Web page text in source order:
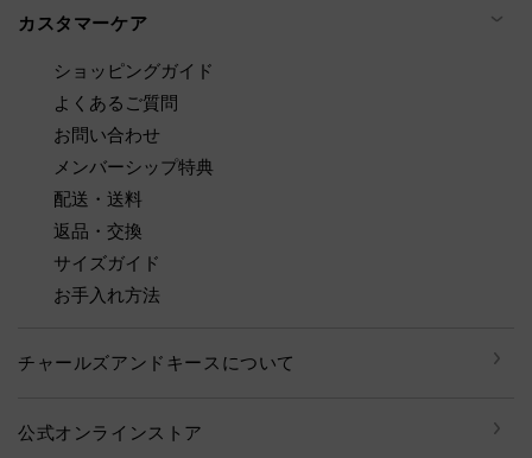
カスタマーケア
ショッピングガイド
よくあるご質問
お問い合わせ
メンバーシップ特典
配送・送料
返品・交換
サイズガイド
お手入れ方法
チャールズアンドキースについて
公式オンラインストア